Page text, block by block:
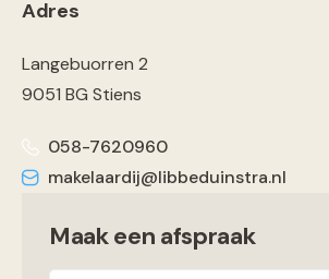
Adres
Langebuorren 2
9051 BG Stiens
058-7620960
makelaardij@libbeduinstra.nl
Maak een afspraak